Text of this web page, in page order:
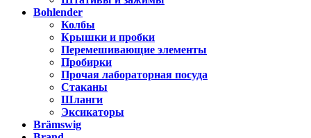
Bohlender
Колбы
Крышки и пробки
Перемешивающие элементы
Пробирки
Прочая лабораторная посуда
Стаканы
Шланги
Эксикаторы
Brämswig